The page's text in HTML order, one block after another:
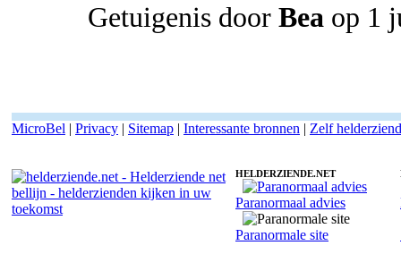
Getuigenis door Bea op 1
MicroBel | Privacy | Sitemap | Interessante bronnen | Zelf
HELDERZIENDE.NET
Paranormaal advies
Paranormale site